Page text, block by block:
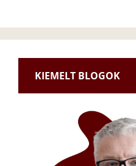
KIEMELT BLOGOK